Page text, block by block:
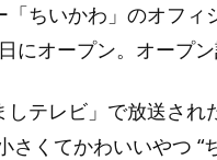
「ちいかわ」のオフ
にオープン。オープ
しテレビ」で放送さ
さくてかわいいやつ “